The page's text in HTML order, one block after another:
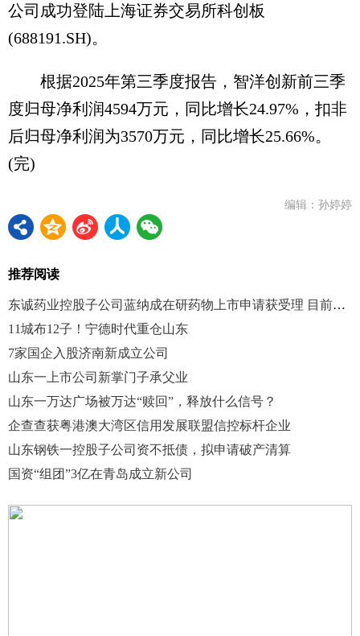
公司成功登陆上海证券交易所科创板
(688191.SH)。
根据2025年第三季度报告，智洋创新前三季
度归母净利润4594万元，同比增长24.97%，扣非
后归母净利润为3570万元，同比增长25.66%。
(完)
编辑：孙婷婷
推荐阅读
东诚药业控股子公司蓝纳成在研药物上市申请获受理 目前国内未有同类产品上市
11城布12子！宁德时代重仓山东
7家国企入股济南新成立公司
山东一上市公司新掌门子承父业
山东一万达广场被万达“赎回”，释放什么信号？
企查查获粤港澳大湾区信用发展联盟信控标杆企业
山东钢铁一控股子公司资不抵债，拟申请破产清算
国资“组团”3亿在青岛成立新公司